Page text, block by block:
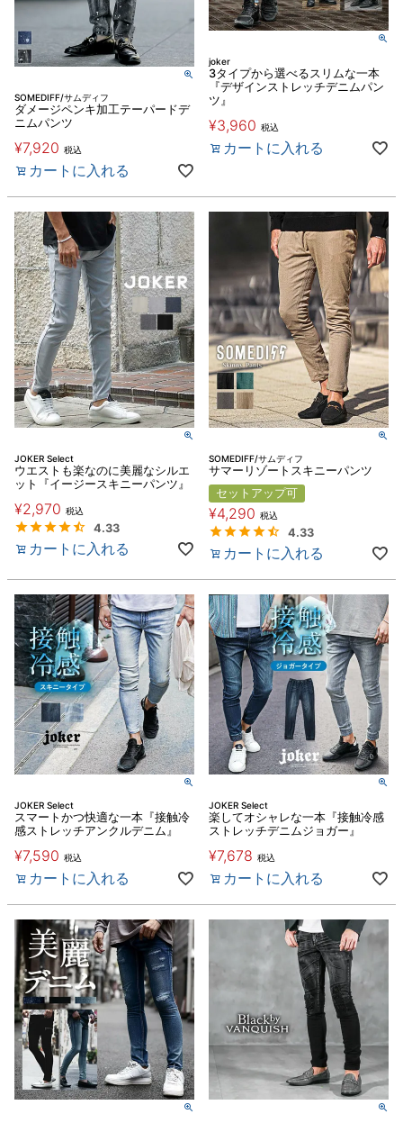
SOMEDIFF/サムディフ
ダメージペンキ加工テーパードデ
ニムパンツ
¥7,920 税込
カートに入れる
joker
3タイプから選べるスリムな一本
『デザインストレッチデニムパン
ツ』
¥3,960 税込
カートに入れる
JOKER Select
ウエストも楽なのに美麗なシルエ
ット『イージースキニーパンツ』
¥2,970 税込
4.33
カートに入れる
SOMEDIFF/サムディフ
サマーリゾートスキニーパンツ
セットアップ可
¥4,290 税込
4.33
カートに入れる
JOKER Select
スマートかつ快適な一本『接触冷
感ストレッチアンクルデニム』
¥7,590 税込
カートに入れる
JOKER Select
楽してオシャレな一本『接触冷感
ストレッチデニムジョガー』
¥7,678 税込
カートに入れる